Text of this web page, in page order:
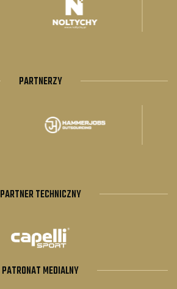
PARTNERZY
PARTNER TECHNICZNY
PATRONAT MEDIALNY